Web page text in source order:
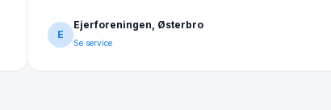
E
Ejerforeningen, Østerbro
Se service